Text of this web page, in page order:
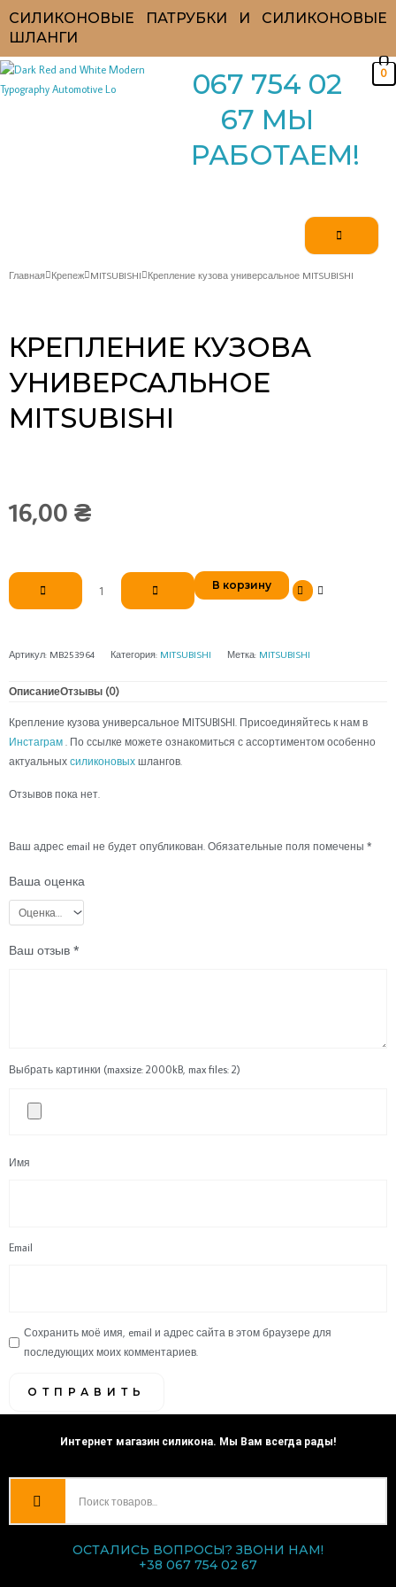
СИЛИКОНОВЫЕ ПАТРУБКИ И СИЛИКОНОВЫЕ
ШЛАНГИ
067 754 02
67 МЫ
РАБОТАЕМ!
0
Главная Крепеж MITSUBISHI Крепление кузова универсальное MITSUBISHI
КРЕПЛЕНИЕ КУЗОВА
УНИВЕРСАЛЬНОЕ
MITSUBISHI
16,00 ₴
Количество
товара
Крепление
универсальное
В корзину
Артикул: MB253964 Категория: MITSUBISHI Метка: MITSUBISHI
ОписаниеОтзывы (0)
Крепление кузова универсальное MITSUBISHI. Присоединяйтесь к нам в
Инстаграм . По ссылке можете ознакомиться с ассортиментом особенно
актуальных силиконовых шлангов.
Отзывов пока нет.
Ваш адрес email не будет опубликован. Обязательные поля помечены *
Ваша оценка
Ваш отзыв *
Выбрать картинки (maxsize: 2000kB, max files: 2)
Имя
Email
Сохранить моё имя, email и адрес сайта в этом браузере для
последующих моих комментариев.
Интернет магазин силикона. Мы Вам всегда рады!
ОСТАЛИСЬ ВОПРОСЫ? ЗВОНИ НАМ!
+38 067 754 02 67